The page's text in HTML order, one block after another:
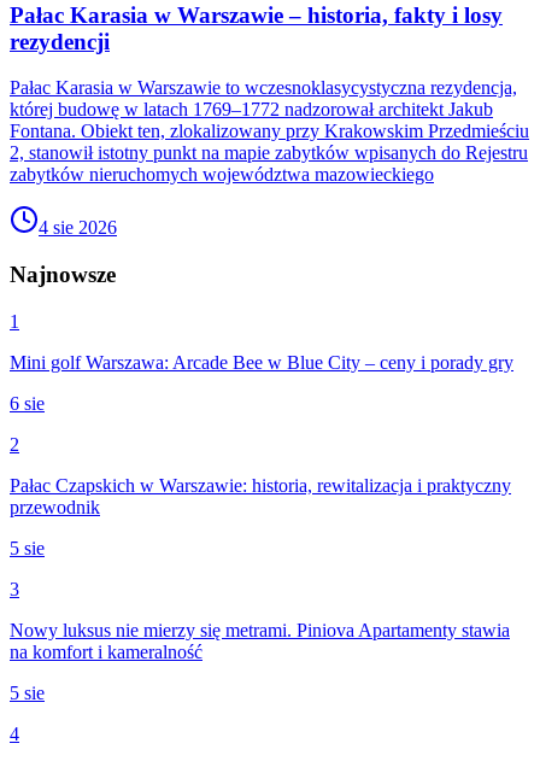
Pałac Karasia w Warszawie – historia, fakty i losy
rezydencji
Pałac Karasia w Warszawie to wczesnoklasycystyczna rezydencja,
której budowę w latach 1769–1772 nadzorował architekt Jakub
Fontana. Obiekt ten, zlokalizowany przy Krakowskim Przedmieściu
2, stanowił istotny punkt na mapie zabytków wpisanych do Rejestru
zabytków nieruchomych województwa mazowieckiego
4 sie 2026
Najnowsze
1
Mini golf Warszawa: Arcade Bee w Blue City – ceny i porady gry
6 sie
2
Pałac Czapskich w Warszawie: historia, rewitalizacja i praktyczny
przewodnik
5 sie
3
Nowy luksus nie mierzy się metrami. Piniova Apartamenty stawia
na komfort i kameralność
5 sie
4